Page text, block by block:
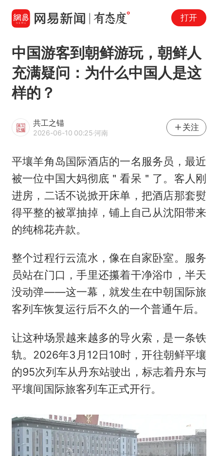
打开
中国游客到朝鲜游玩，朝鲜人
充满疑问：为什么中国人是这
样的？
共工之锚
2026-06-10 00:25·河南
关注
平壤羊角岛国际酒店的一名服务员，最近
被一位中国大妈彻底＂看呆＂了。客人刚
进房，二话不说掀开床单，把酒店那套熨
得平整的被罩抽掉，铺上自己从沈阳带来
的纯棉花卉款。
整个过程行云流水，像在自家卧室。服务
员站在门口，手里还攥着干净浴巾，半天
没动弹——这一幕，就发生在中朝国际旅
客列车恢复运行后不久的一个普通午后。
让这种场景越来越多的导火索，是一条铁
轨。2026年3月12日10时，开往朝鲜平壤
的95次列车从丹东站驶出，标志着丹东与
平壤间国际旅客列车正式开行。